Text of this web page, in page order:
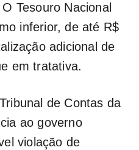
Tesouro Nacional
inferior, de até R$
adicional de
em tratativa.
de Contas da
ao governo
violação de